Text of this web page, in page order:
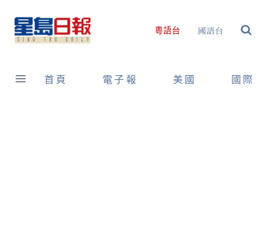
content
粵語台 國語台
首頁 電子報 美國 國際